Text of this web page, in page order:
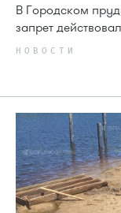
В Городском
запрет
НОВОСТИ